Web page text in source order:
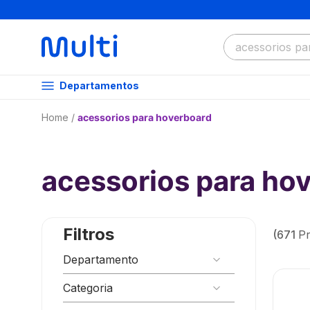
O que você
Departamentos
acessorios para hoverboard
acessorios para
Filtros
Departamento
Multilaser
Multikids
Categoria
671